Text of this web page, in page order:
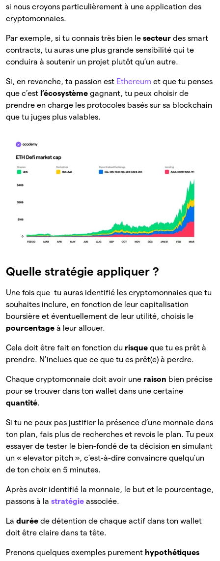
si nous croyons particulièrement à une application des
cryptomonnaies.
Par exemple, si tu connais très bien le secteur des smart
contracts, tu auras une plus grande sensibilité qui te
conduira à soutenir un projet plutôt qu’un autre.
Si, en revanche, ta passion est Ethereum et que tu penses
que c’est l’écosystème gagnant, tu peux choisir de
prendre en charge les protocoles basés sur sa blockchain
que tu juges plus valables.
Quelle stratégie appliquer ?
Une fois que tu auras identifié les cryptomonnaies que tu
souhaites inclure, en fonction de leur capitalisation
boursière et éventuellement de leur utilité, choisis le
pourcentage à leur allouer.
Cela doit être fait en fonction du risque que tu es prêt à
prendre. N’inclues que ce que tu es prêt(e) à perdre.
Chaque cryptomonnaie doit avoir une raison bien précise
pour se trouver dans ton wallet dans une certaine
quantité.
Si tu ne peux pas justifier la présence d’une monnaie dans
ton plan, fais plus de recherches et revois le plan. Tu peux
essayer de tester le bien-fondé de ta décision en simulant
un « elevator pitch », c’est-à-dire convaincre quelqu’un
de ton choix en 5 minutes.
Après avoir identifié la monnaie, le but et le pourcentage,
passons à la stratégie associée.
La durée de détention de chaque actif dans ton wallet
doit être claire dans ta tête.
Prenons quelques exemples purement hypothétiques